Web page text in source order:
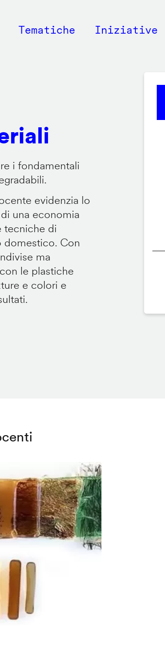
Main
Tematiche Iniziative
i fondamentali
evidenzia lo
una economia
tecniche di
domestico. Con
ma
le plastiche
e colori e